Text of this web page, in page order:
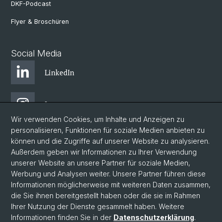
DKF-Podcast
Flyer & Broschüren
Social Media
LinkedIn
Instagram
Bluesky
Vimeo
YouTube
Wir verwenden Cookies, um Inhalte und Anzeigen zu
personalisieren, Funktionen für soziale Medien anbieten zu
können und die Zugriffe auf unserer Website zu analysieren.
Außerdem geben wir Informationen zu Ihrer Verwendung
unserer Website an unsere Partner für soziale Medien,
Werbung und Analysen weiter. Unsere Partner führen diese
Informationen möglicherweise mit weiteren Daten zusammen,
die Sie ihnen bereitgestellt haben oder die sie im Rahmen
Ihrer Nutzung der Dienste gesammelt haben. Weitere
Informationen finden Sie in der Datenschutzerklärung.